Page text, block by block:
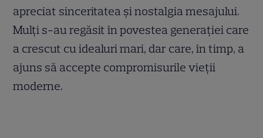
apreciat sinceritatea și nostalgia mesajului.
Mulți s-au regăsit în povestea generației care
a crescut cu idealuri mari, dar care, în timp, a
ajuns să accepte compromisurile vieții
moderne.